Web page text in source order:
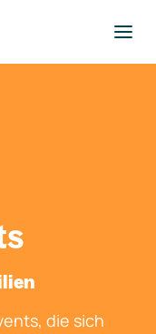
die sich